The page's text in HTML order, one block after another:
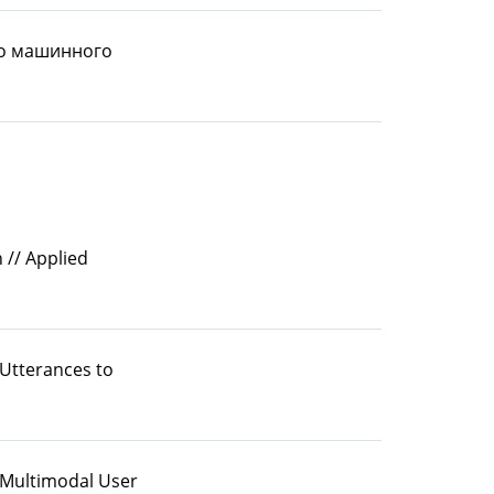
машинного
// Applied
to
Multimodal User